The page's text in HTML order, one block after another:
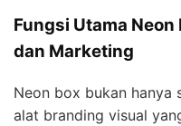
Fungsi Utama
dan Marketing
Neon box bukan hanya
alat branding visual